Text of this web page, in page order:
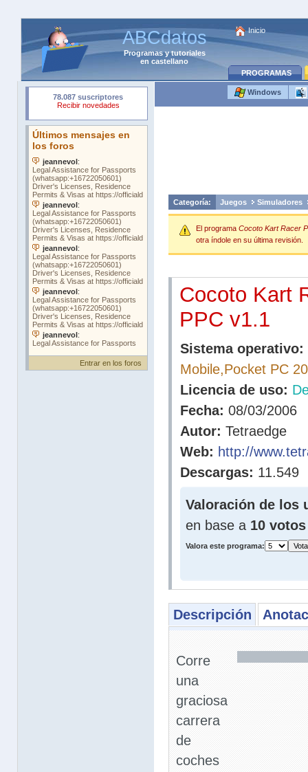
ABCdatos
Programasytutoriales
en castellano
Inicio
PROGRAMAS
Entrar en los foros
Windows
Categoría: Juegos Simuladores
El programa Cocoto Kart Racer
otra índole en su última revisión.
Cocoto Kart
PPC v1.1
Sistema operativo:
Mobile,Pocket PC
Licencia de uso:
Fecha: 08/03/2006
Autor: Tetraedge
Web: http://
Descargas: 11.549
Valoración de los
en base a 10 votos
Valora este programa:
Descripción
Corre
una
graciosa
carrera
de
coches